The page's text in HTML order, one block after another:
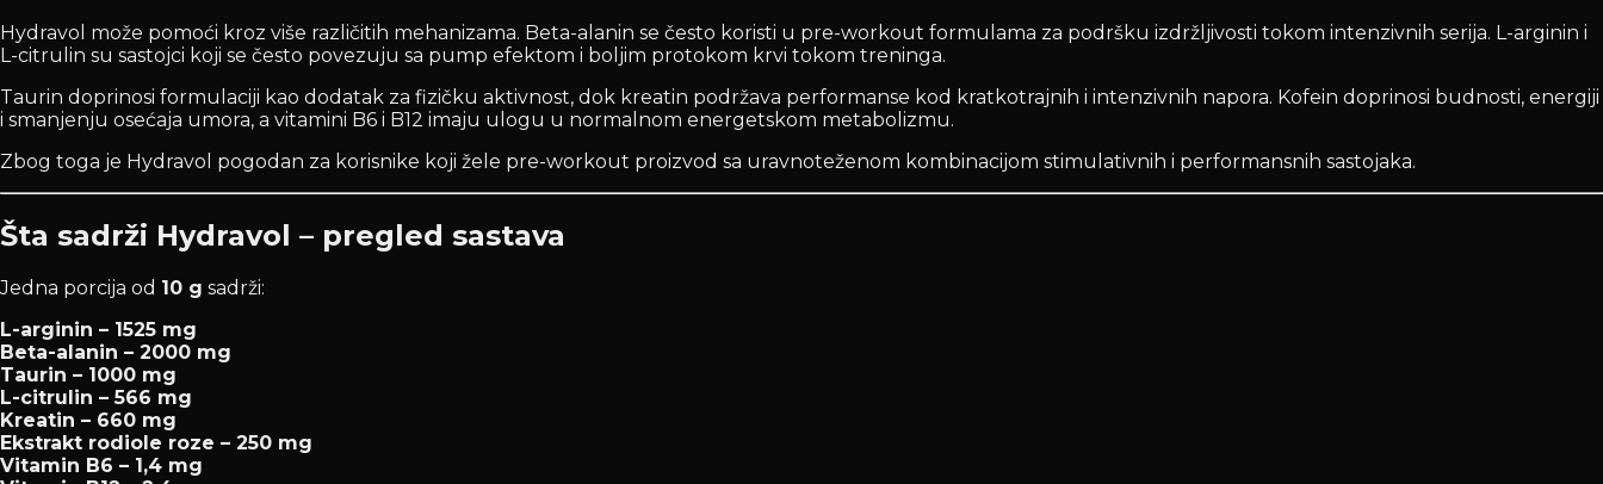
Hydravol može pomoći kroz više različitih mehanizama. Beta-alanin se često koristi u pre-workout formulama za podršku izdržljivosti tokom intenzivnih serija. L-arginin i
L-citrulin su sastojci koji se često povezuju sa pump efektom i boljim protokom krvi tokom treninga.
Taurin doprinosi formulaciji kao dodatak za fizičku aktivnost, dok kreatin podržava performanse kod kratkotrajnih i intenzivnih napora. Kofein doprinosi budnosti, energiji
i smanjenju osećaja umora, a vitamini B6 i B12 imaju ulogu u normalnom energetskom metabolizmu.
Zbog toga je Hydravol pogodan za korisnike koji žele pre-workout proizvod sa uravnoteženom kombinacijom stimulativnih i performansnih sastojaka.
Šta sadrži Hydravol – pregled sastava
Jedna porcija od 10 g sadrži:
L-arginin – 1525 mg
Beta-alanin – 2000 mg
Taurin – 1000 mg
L-citrulin – 566 mg
Kreatin – 660 mg
Ekstrakt rodiole roze – 250 mg
Vitamin B6 – 1,4 mg